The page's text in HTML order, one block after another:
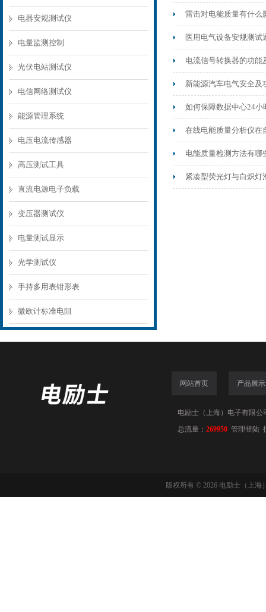
电器安规测试仪
电量监测控制
光伏电站测试仪
电信网络测试仪
能源管理系统
电压电流传感器
高压测试工具
直流电源电子负载
变压器测试仪
电量测试显示
光学测试仪
手持多用表钳形表
微欧计标准电阻
雷击对电能质量有什么
医用电气设备安规测试
电流信号转换器的功能
新能源汽车电气安全及
如何保障数据中心24
在线电能质量分析仪在
电能质量检测方法有哪
紧凑型荧光灯与白炽灯
网站首页 产品展示
电励士（上海）电子有限公
总流量： 269950 管理登陆
版权所有 © 2026 电励士（上